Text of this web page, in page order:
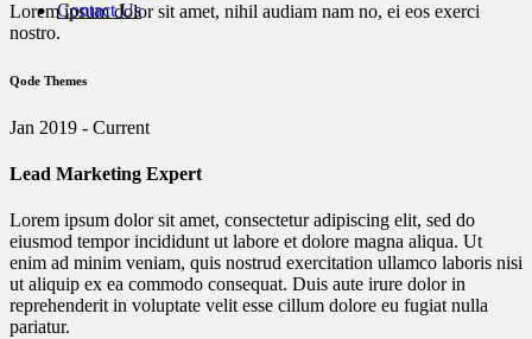
Contact Us
Lorem ipsum dolor sit amet, nihil audiam nam no, ei eos exerci
nostro.
Qode Themes
Jan 2019 - Current
Lead Marketing Expert
Lorem ipsum dolor sit amet, consectetur adipiscing elit, sed do
eiusmod tempor incididunt ut labore et dolore magna aliqua. Ut
enim ad minim veniam, quis nostrud exercitation ullamco laboris nisi
ut aliquip ex ea commodo consequat. Duis aute irure dolor in
reprehenderit in voluptate velit esse cillum dolore eu fugiat nulla
pariatur.